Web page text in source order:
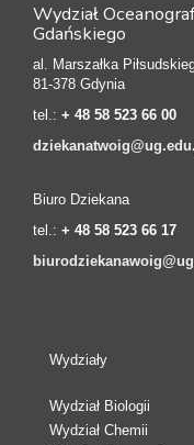
Wydział
Gdańskiego
al. Marszałka
81-378 Gdynia
tel.: + 48 58 523 66 00
Biuro Dziekana
tel.: + 48 58 523 66 17
Wydziały
Wydział Biologii
Wydział Chemii